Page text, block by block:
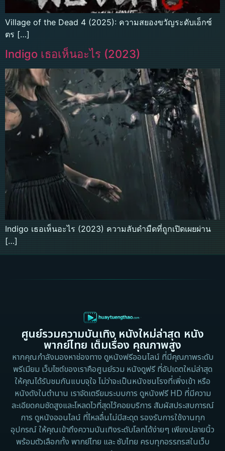
Village of the Dead 4 (2025): ความสยองขวัญระดับเอ็กซ์
ตร […]
Indigo เธอเห็นอะไร (2023)
Indigo เธอเห็นอะไร (2023) ความลับดำมืดที่ถูกเปิดเผยผ่าน
[…]
ศูนย์รวมความบันเทิง หนังใหม่ล่าสุด หนัง
พากย์ไทย เต็มเรื่อง คุณภาพสูง
หากคุณกำลังมองหาช่องทาง ดูหนังฟรีออนไลน์ ที่มีคุณภาพระดับ
พรีเมียม เว็บไซต์ของเราคือศูนย์รวม หนังดูฟรี ที่อัปเดตใหม่ล่าสุด
ให้คุณได้รับชมกันแบบจุใจ ไม่ว่าจะเป็นหนังชนโรงที่เพิ่งเข้า หรือ
หนังดังในตำนาน เราจัดเตรียมระบบการ ดูหนังฟรี HD ที่มีความ
ละเอียดคมชัดสูงและโหลดไวที่สุดไว้คอยบริการ สัมผัสประสบการณ์
การ ดูหนังออนไลน์ ที่ไหลลื่นไม่มีสะดุด รองรับการใช้งานทุก
อุปกรณ์ ให้คุณเข้าถึงความบันเทิงระดับโลกได้ง่ายๆ เพียงปลายนิ้ว
พร้อมตัวเลือกทั้ง พากย์ไทย และ ซับไทย ครบทุกอรรถรสในเว็บ